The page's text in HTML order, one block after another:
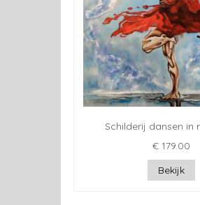
Schilderij dansen in
€ 179.00
Bekijk